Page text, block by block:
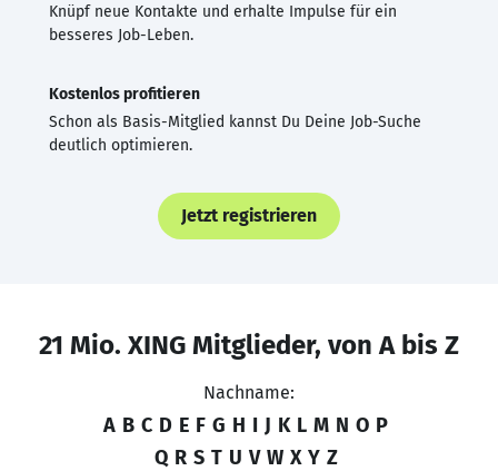
Knüpf neue Kontakte und erhalte Impulse für ein
besseres Job-Leben.
Kostenlos profitieren
Schon als Basis-Mitglied kannst Du Deine Job-Suche
deutlich optimieren.
Jetzt registrieren
21 Mio. XING Mitglieder, von A bis Z
Nachname:
A B C D E F G H I J K L M N O P
Q R S T U V W X Y Z